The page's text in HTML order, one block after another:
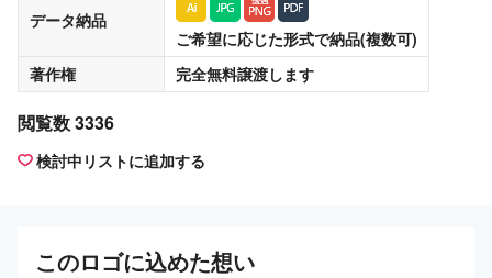
データ納品
ご希望に応じた形式で納品(複数可)
著作権
完全無料譲渡します
閲覧数 3336
検討中リストに追加する
このロゴに込めた想い